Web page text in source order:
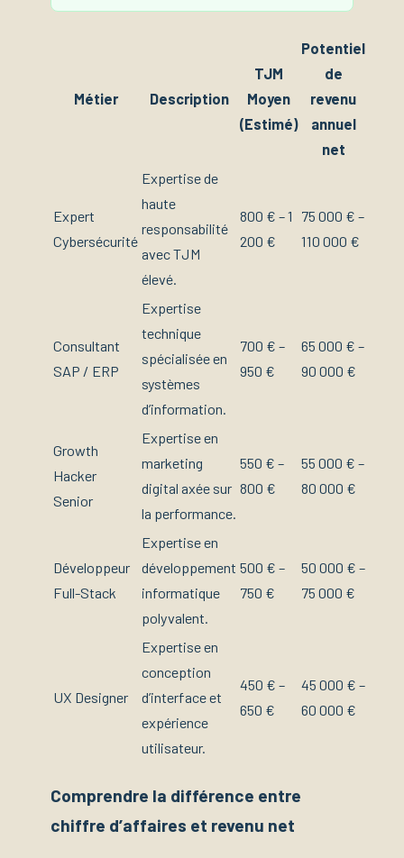
Métier Description
TJM
Moyen
(Estimé)
Potentiel
de
revenu
annuel
net
Expert
Cybersécurité
Expertise de
haute
responsabilité
avec TJM
élevé.
800 € – 1
200 €
75 000 € –
110 000 €
Consultant
SAP / ERP
Expertise
technique
spécialisée en
systèmes
d’information.
700 € –
950 €
65 000 € –
90 000 €
Growth
Hacker
Senior
Expertise en
marketing
digital axée sur
la performance.
550 € –
800 €
55 000 € –
80 000 €
Développeur
Full-Stack
Expertise en
développement
informatique
polyvalent.
500 € –
750 €
50 000 € –
75 000 €
UX Designer
Expertise en
conception
d’interface et
expérience
utilisateur.
450 € –
650 €
45 000 € –
60 000 €
Comprendre la différence entre
chiffre d’affaires et revenu net